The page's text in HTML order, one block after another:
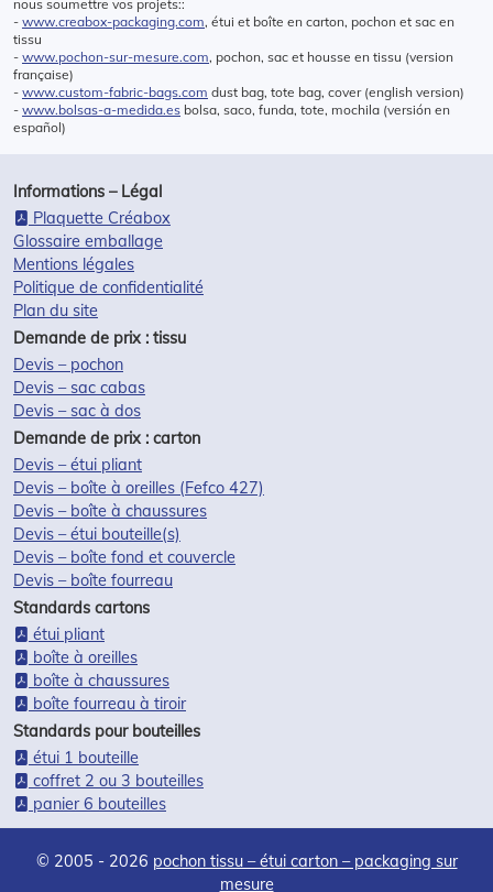
nous soumettre vos projets::
- www.creabox-packaging.com, étui et boîte en carton, pochon et sac en
tissu
- www.pochon-sur-mesure.com, pochon, sac et housse en tissu (version
française)
- www.custom-fabric-bags.com dust bag, tote bag, cover (english version)
- www.bolsas-a-medida.es bolsa, saco, funda, tote, mochila (versión en
español)
Informations – Légal
Plaquette Créabox
Glossaire emballage
Mentions légales
Politique de confidentialité
Plan du site
Demande de prix : tissu
Devis – pochon
Devis – sac cabas
Devis – sac à dos
Demande de prix : carton
Devis – étui pliant
Devis – boîte à oreilles (Fefco 427)
Devis – boîte à chaussures
Devis – étui bouteille(s)
Devis – boîte fond et couvercle
Devis – boîte fourreau
Standards cartons
étui pliant
boîte à oreilles
boîte à chaussures
boîte fourreau à tiroir
Standards pour bouteilles
étui 1 bouteille
coffret 2 ou 3 bouteilles
panier 6 bouteilles
© 2005 - 2026 pochon tissu – étui carton – packaging sur
mesure